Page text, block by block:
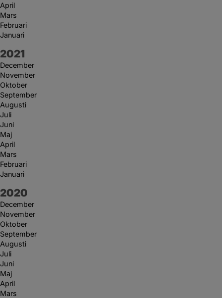
April
Mars
Februari
Januari
År:
2021
December
November
Oktober
September
Augusti
Juli
Juni
Maj
April
Mars
Februari
Januari
År:
2020
December
November
Oktober
September
Augusti
Juli
Juni
Maj
April
Mars